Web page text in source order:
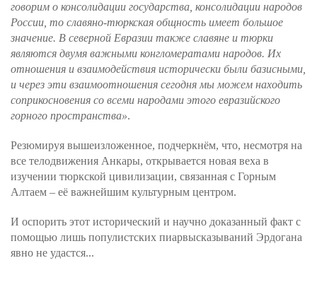
говорим о консолидации государства, консолидации народов
России, то славяно-тюркская общность имеет большое
значение. В северной Евразии также славяне и тюрки
являются двумя важными конгломератами народов. Их
отношения и взаимодействия исторически были базисными,
и через эти взаимоотношения сегодня мы можем находить
соприкосновения со всеми народами этого евразийского
горного пространства».
Резюмируя вышеизложенное, подчеркнём, что, несмотря на
все телодвижения Анкары, открывается новая веха в
изучении тюркской цивилизации, связанная с Горным
Алтаем – её важнейшим культурным центром.
И оспорить этот исторический и научно доказанный факт с
помощью лишь популистских пиарвысказываний Эрдогана
явно не удастся...